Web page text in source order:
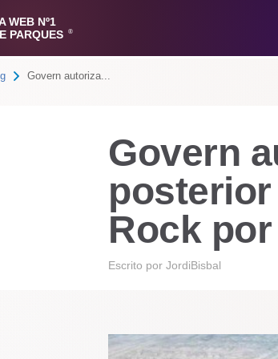
WEB Nº1
PARQUES
®
Govern autoriza...
Govern
Rock
Escrito por JordiBisbal